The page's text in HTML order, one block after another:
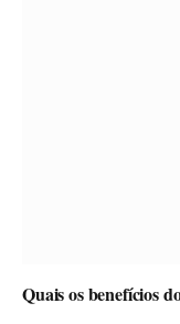
Quais os benefícios